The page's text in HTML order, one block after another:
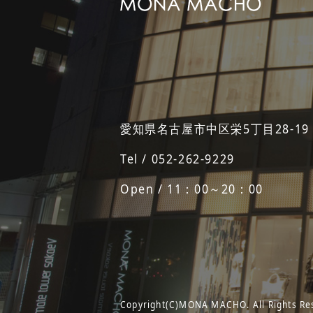
愛知県名古屋市中区栄5丁目28-
Tel / 052-262-9229
Open / 11：00～20：00
Copyright(C)MONA MACHO. All Rights